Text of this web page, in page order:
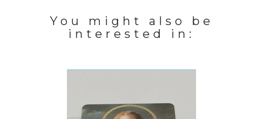
You might also be
interested in: